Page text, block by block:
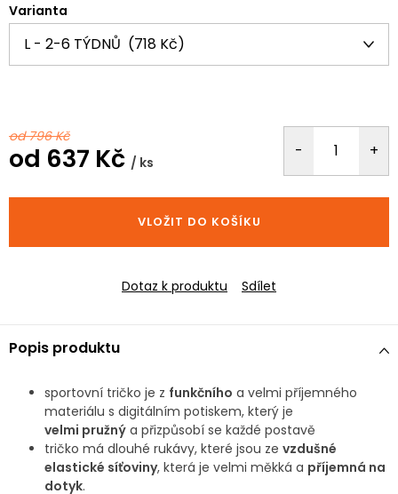
Varianta
od 796 Kč
od 637 Kč / ks
cena:
VLOŽIT DO KOŠÍKU
Dotaz k produktu Sdílet
Popis produktu
sportovní tričko je z funkčního a velmi příjemného
materiálu s digitálním potiskem, který je
velmi pružný a přizpůsobí se každé postavě
tričko má dlouhé rukávy, které jsou ze vzdušné
elastické síťoviny, která je velmi měkká a příjemná na
dotyk.